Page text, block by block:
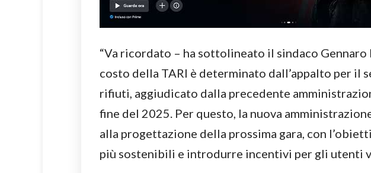
“Va ricordato – ha sottolineato il sindaco Gennaro
costo della TARI è determinato dall’appalto per il
rifiuti, aggiudicato dalla precedente
fine del 2025. Per questo, la nuova
alla progettazione della prossima gara, con
più sostenibili e introdurre incentivi per gli utenti